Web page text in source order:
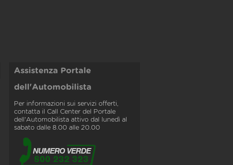
Assistenza Portale
dell'Automobilista
Per informazioni sui servizi offerti,
contatta il Call Center del Portale
dell'Automobilista attivo dal lunedì al
sabato dalle 8.00 alle 20.00